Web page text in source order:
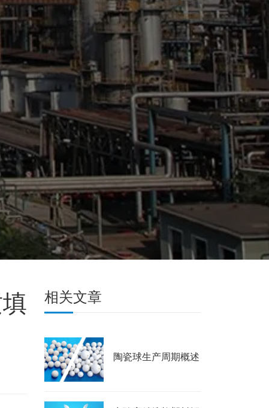
相关文章
陶瓷球生产周期概述